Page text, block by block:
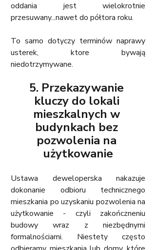
oddania jest wielokrotnie
przesuwany...nawet do półtora roku.
To samo dotyczy terminów naprawy
usterek, ktore bywają
niedotrzymywane.
5. Przekazywanie
kluczy do lokali
mieszkalnych w
budynkach bez
pozwolenia na
użytkowanie
Ustawa deweloperska nakazuje
dokonanie odbioru technicznego
mieszkania po uzyskaniu pozwolenia na
użytkowanie - czyli zakończneniu
budowy wraz z niezbędnymi
formalnościami. Niestety często